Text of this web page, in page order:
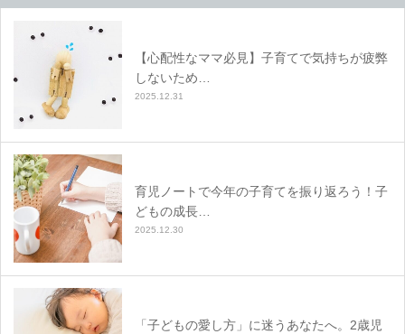
【心配性なママ必見】子育てで気持ちが疲弊
しないため…
2025.12.31
育児ノートで今年の子育てを振り返ろう！子
どもの成長…
2025.12.30
「子どもの愛し方」に迷うあなたへ。2歳児